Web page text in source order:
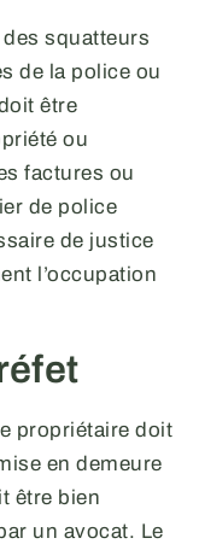
squatteurs
de la police ou
être
ou
factures ou
de police
de justice
l’occupation
propriétaire doit
en demeure
être bien
un avocat. Le